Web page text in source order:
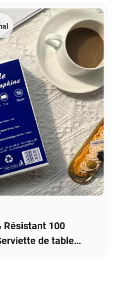
Résistant 100
de table